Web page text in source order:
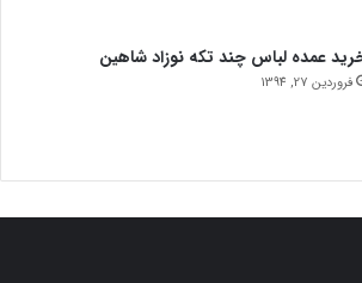
عمده لباس چند تکه نوزاد شاهین
فروردین 27, 1394